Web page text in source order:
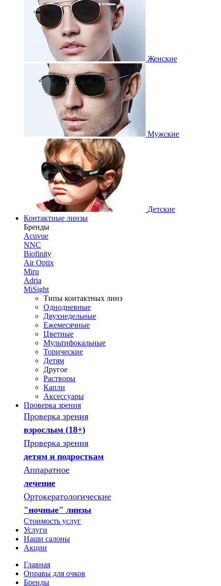
Женские
Мужские
Детские
Контактные линзы
Бренды
Acuvue
NNC
Biofinity
Air Optix
Miru
Adria
MiSight
Типы контактных линз
Однодневные
Двухнедельные
Ежемесячные
Цветные
Мультифокальные
Торические
Детям
Другое
Растворы
Капли
Аксессуары
Проверка зрения
Проверка зрения
взрослым (18+)
Проверка зрения
детям и подросткам
Аппаратное
лечение
Ортокератологические
"ночные" линзы
Стоимость услуг
Услуги
Наши салоны
Акции
Главная
Оправы для очков
Бренды